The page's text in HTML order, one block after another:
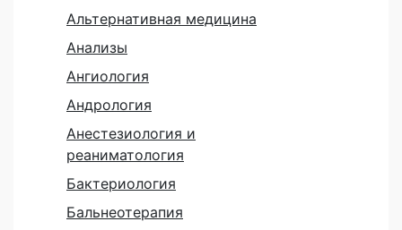
Альтернативная медицина
Анализы
Ангиология
Андрология
Анестезиология и
реаниматология
Бактериология
Бальнеотерапия